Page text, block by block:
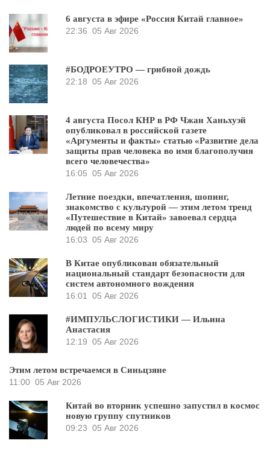
6 августа в эфире «Россия Китай главное»
22:36 05 Авг 2026
#БОДРОЕУТРО — грибной дождь
22:18 05 Авг 2026
4 августа Посол КНР в РФ Чжан Ханьхуэй
опубликовал в российской газете
«Аргументы и факты» статью «Развитие дела
защиты прав человека во имя благополучия
всего человечества»
16:05 05 Авг 2026
Летние поездки, впечатления, шопинг,
знакомство с культурой — этим летом тренд
«Путешествие в Китай» завоевал сердца
людей по всему миру
16:03 05 Авг 2026
В Китае опубликован обязательный
национальный стандарт безопасности для
систем автономного вождения
16:01
05 Авг 2026
#ИМПУЛЬСЛОГИСТИКИ — Ильина
Анастасия
12:19 05 Авг 2026
Этим летом встречаемся в Синьцзяне
11:00 05 Авг 2026
Китай во вторник успешно запустил в космос
новую группу спутников
09:23 05 Авг 2026